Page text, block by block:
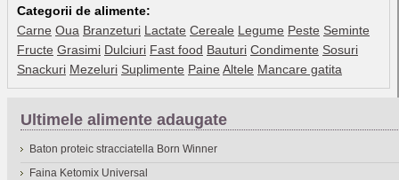
Categorii de alimente:
Carne Oua Branzeturi Lactate Cereale Legume Peste Seminte
Fructe Grasimi Dulciuri Fast food Bauturi Condimente Sosuri
Snackuri Mezeluri Suplimente Paine Altele Mancare gatita
Ultimele alimente adaugate
Baton proteic stracciatella Born Winner
Faina Ketomix Universal